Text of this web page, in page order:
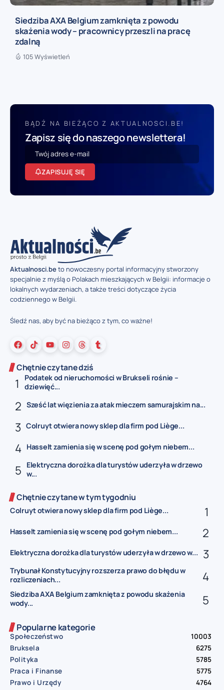
Siedziba AXA Belgium zamknięta z powodu
skażenia wody – pracownicy przeszli na pracę
zdalną
105 Wyświetleń
BĄDŹ NA BIEŻĄCO Z AKTUALNOSCI.BE!
Zapisz się do naszego newslettera!
ZAPISUJĘ SIĘ
Aktualnosci.beto nowoczesny portal informacyjny stworzony
specjalnie z myślą o Polakach mieszkających w Belgii: informacje o
lokalnych wydarzeniach, a także treści dotyczące życia
codziennego w Belgii.
Śledź nas, aby być na bieżąco z tym, co ważne!
Chętnie czytane dziś
Podatek od nieruchomości w Brukseli rośnie –
dziewięć...
Sześć lat więzienia za atak mieczem samurajskim na...
Colruyt otwiera nowy sklep dla firm pod Liège...
Hasselt zamienia się w scenę pod gołym niebem...
Elektryczna dorożka dla turystów uderzyła w drzewo
w...
Chętnie czytane w tym tygodniu
Colruyt otwiera nowy sklep dla firm pod Liège...
Hasselt zamienia się w scenę pod gołym niebem...
Elektryczna dorożka dla turystów uderzyła w drzewo w...
Trybunał Konstytucyjny rozszerza prawo do błędu w
rozliczeniach...
Siedziba AXA Belgium zamknięta z powodu skażenia
wody...
Popularne kategorie
Społeczeństwo
10003
Bruksela
6275
Polityka
5785
Praca i Finanse
5775
Prawo i Urzędy
4764